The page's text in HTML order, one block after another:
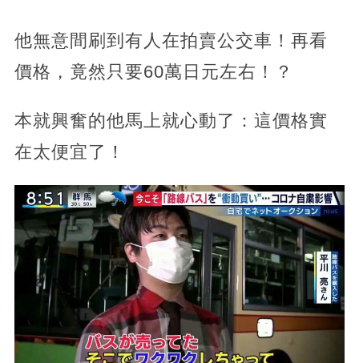
他無意間刷到有人在拍賣公交車！再看
價格，竟然只要60萬日元左右！？
本就興奮的他馬上就心動了：這價格實
在太便宜了！